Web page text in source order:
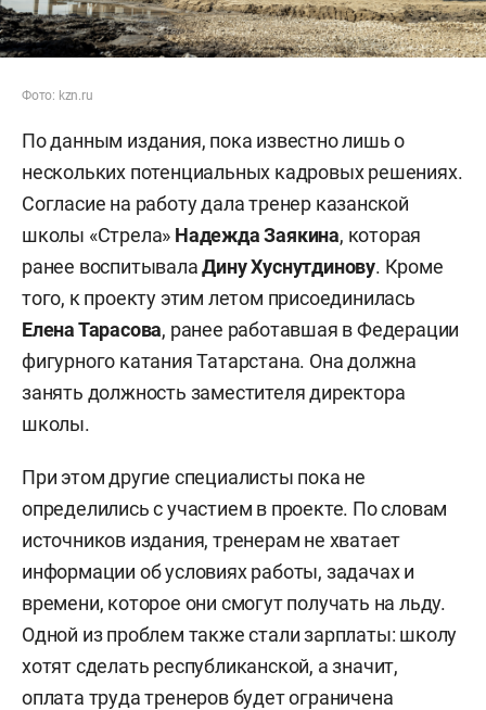
Фото: kzn.ru
По данным издания, пока известно лишь о
нескольких потенциальных кадровых решениях.
Согласие на работу дала тренер казанской
школы «Стрела» Надежда Заякина, которая
ранее воспитывалаДину Хуснутдинову. Кроме
того, к проекту этим летом присоединилась
Елена Тарасова, ранее работавшая в Федерации
фигурного катания Татарстана. Она должна
занять должность заместителя директора
школы.
При этом другие специалисты пока не
определились с участием в проекте. По словам
источников издания, тренерам не хватает
информации об условиях работы, задачах и
времени, которое они смогут получать на льду.
Одной из проблем также стали зарплаты: школу
хотят сделать республиканской, а значит,
оплата труда тренеров будет ограничена